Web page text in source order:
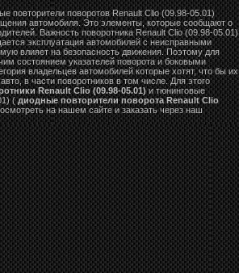
повторители поворотов Renault Clio (09.98-05.01)
автомобиля. Это элементы, которые сообщают о
Важность поворотника Renault Clio (09.98-05.01)
эксплуатация автомобилей с неисправными
влияет на безопасность движения. Поэтому для
состоянием указателей поворота и боковыми
владельцев автомобилей которые хотят, что бы их
в части поворотников в том числе. Для этого
Renault Clio (09.98-05.01)и тюнинговые
(диодные повторители поворота Renault Clio
на нашем сайте и заказать через наш